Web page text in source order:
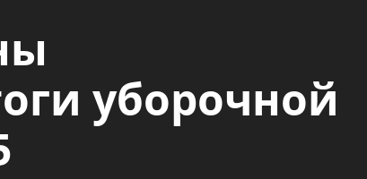
уборочной